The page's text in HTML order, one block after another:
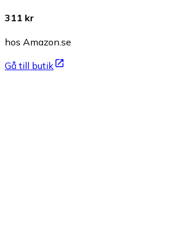
311 kr
hos Amazon.se
Gå till butik